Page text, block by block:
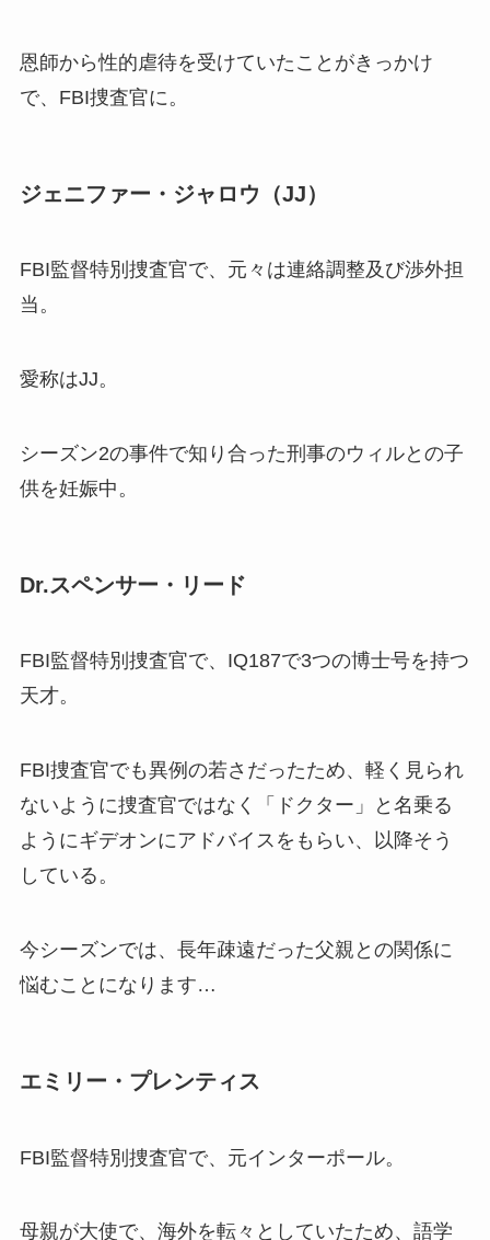
恩師から性的虐待を受けていたことがきっかけ
で、FBI捜査官に。
ジェニファー・ジャロウ（JJ）
FBI監督特別捜査官で、元々は連絡調整及び渉外担
当。
愛称はJJ。
シーズン2の事件で知り合った刑事のウィルとの子
供を妊娠中。
Dr.スペンサー・リード
FBI監督特別捜査官で、IQ187で3つの博士号を持つ
天才。
FBI捜査官でも異例の若さだったため、軽く見られ
ないように捜査官ではなく「ドクター」と名乗る
ようにギデオンにアドバイスをもらい、以降そう
している。
今シーズンでは、長年疎遠だった父親との関係に
悩むことになります…
エミリー・プレンティス
FBI監督特別捜査官で、元インターポール。
母親が大使で、海外を転々としていたため、語学